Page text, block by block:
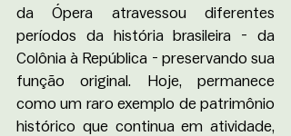
da Ópera atravessou diferentes
períodos da história brasileira - da
Colônia à República - preservando sua
função original. Hoje, permanece
como um raro exemplo de patrimônio
histórico que continua em atividade,